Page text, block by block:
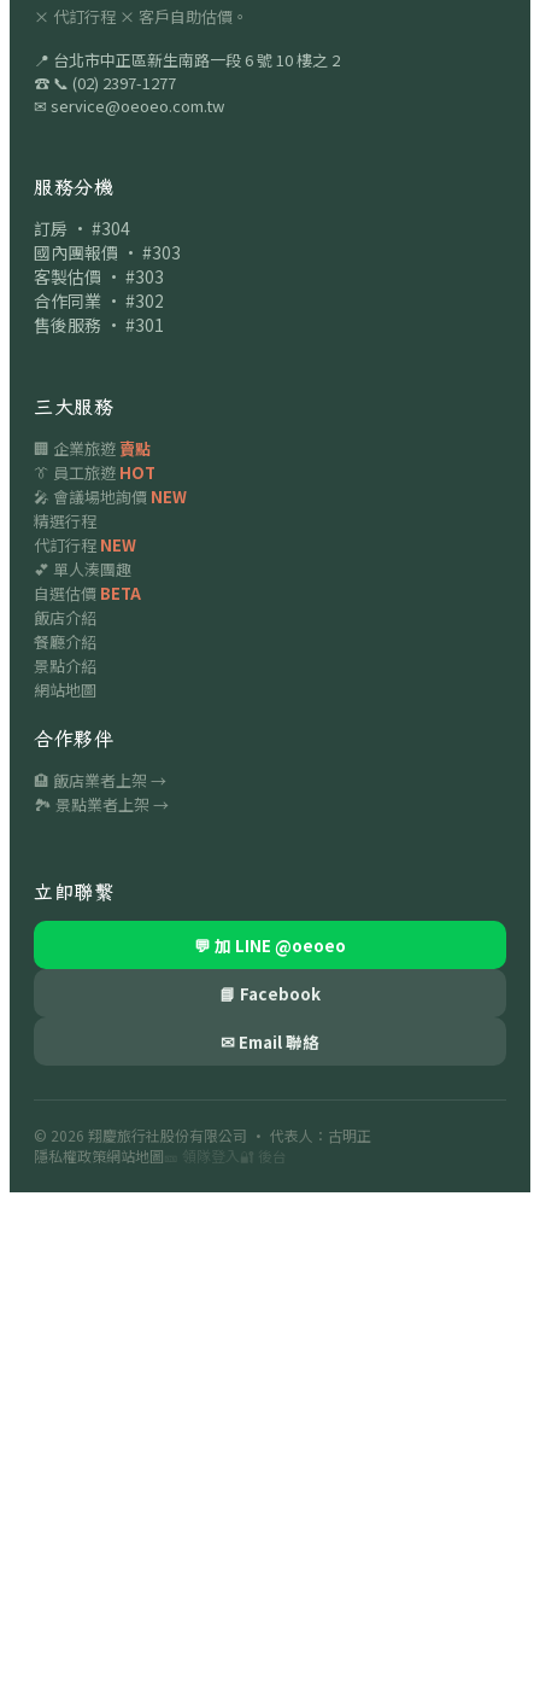
× 代訂行程 × 客戶自助估價。
📍 台北市中正區新生南路一段 6 號 10 樓之 2
☎ 📞 (02) 2397-1277
✉ service@oeoeo.com.tw
服務分機
訂房 · #304
國內團報價 · #303
客製估價 · #303
合作同業 · #302
售後服務 · #301
三大服務
🏢 企業旅遊賣點
👔 員工旅遊 HOT
🎤 會議場地詢價 NEW
精選行程
代訂行程 NEW
💕 單人湊團趣
自選估價 BETA
飯店介紹
餐廳介紹
景點介紹
網站地圖
合作夥伴
🏨 飯店業者上架 →
🏞 景點業者上架 →
立即聯繫
💬 加 LINE @oeoeo
📘 Facebook
✉ Email 聯絡
© 2026 翔慶旅行社股份有限公司 · 代表人：古明正
隱私權政策網站地圖 🎫 領隊登入 🔐 後台